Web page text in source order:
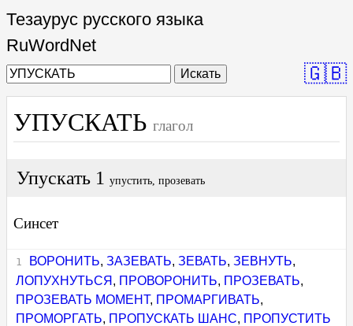
Тезаурус русского языка
RuWordNet
Искать 🇬🇧
УПУСКАТЬ глагол
Упускать 1 упустить, прозевать
Синсет
ВОРОНИТЬ, ЗАЗЕВАТЬ, ЗЕВАТЬ, ЗЕВНУТЬ,
ЛОПУХНУТЬСЯ , ПРОВОРОНИТЬ, ПРОЗЕВАТЬ,
ПРОЗЕВАТЬ МОМЕНТ, ПРОМАРГИВАТЬ,
ПРОМОРГАТЬ, ПРОПУСКАТЬ ШАНС, ПРОПУСТИТЬ